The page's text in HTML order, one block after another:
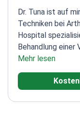
Dr. Tuna ist auf
Techniken bei
Hospital
Behandlung einer
Erkrankungen
Gesellschaft für
Techniken
Mehr lesen